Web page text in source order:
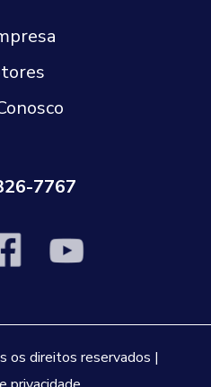
7767
os direitos reservados |